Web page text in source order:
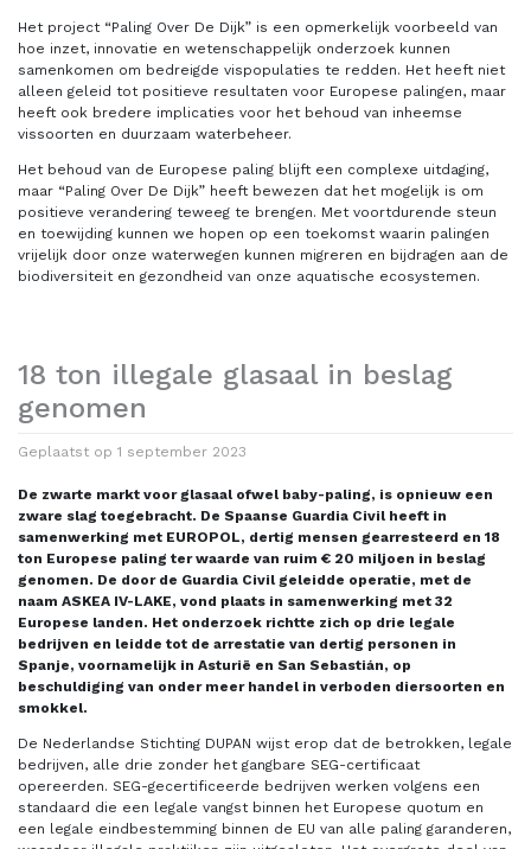
Het project “Paling Over De Dijk” is een opmerkelijk voorbeeld van
hoe inzet, innovatie en wetenschappelijk onderzoek kunnen
samenkomen om bedreigde vispopulaties te redden. Het heeft niet
alleen geleid tot positieve resultaten voor Europese palingen, maar
heeft ook bredere implicaties voor het behoud van inheemse
vissoorten en duurzaam waterbeheer.
Het behoud van de Europese paling blijft een complexe uitdaging,
maar “Paling Over De Dijk” heeft bewezen dat het mogelijk is om
positieve verandering teweeg te brengen. Met voortdurende steun
en toewijding kunnen we hopen op een toekomst waarin palingen
vrijelijk door onze waterwegen kunnen migreren en bijdragen aan de
biodiversiteit en gezondheid van onze aquatische ecosystemen.
18 ton illegale glasaal in beslag
genomen
Geplaatst op 1 september 2023
De zwarte markt voor glasaal ofwel baby-paling, is opnieuw een
zware slag toegebracht. De Spaanse Guardia Civil heeft in
samenwerking met EUROPOL, dertig mensen gearresteerd en 18
ton Europese paling ter waarde van ruim € 20 miljoen in beslag
genomen. De door de Guardia Civil geleidde operatie, met de
naam ASKEA IV-LAKE, vond plaats in samenwerking met 32
Europese landen. Het onderzoek richtte zich op drie legale
bedrijven en leidde tot de arrestatie van dertig personen in
Spanje, voornamelijk in Asturië en San Sebastián, op
beschuldiging van onder meer handel in verboden diersoorten en
smokkel.
De Nederlandse Stichting DUPAN wijst erop dat de betrokken, legale
bedrijven, alle drie zonder het gangbare SEG-certificaat
opereerden. SEG-gecertificeerde bedrijven werken volgens een
standaard die een legale vangst binnen het Europese quotum en
een legale eindbestemming binnen de EU van alle paling garanderen,